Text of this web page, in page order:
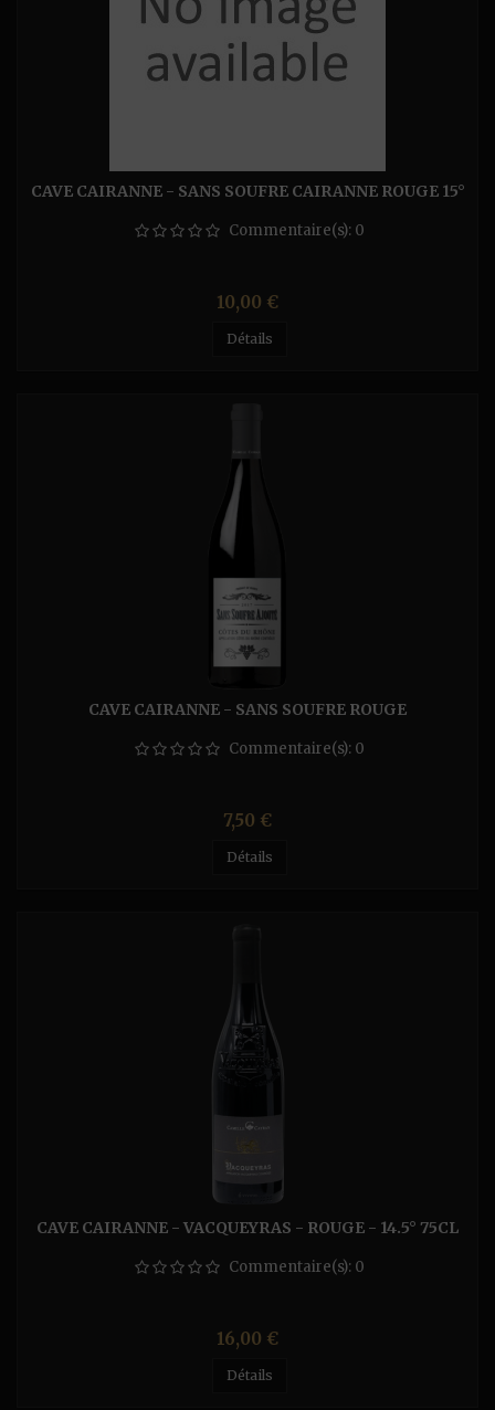
CAVE CAIRANNE - SANS SOUFRE CAIRANNE ROUGE 15°
Commentaire(s): 0
Prix
10,00 €
Détails
CAVE CAIRANNE - SANS SOUFRE ROUGE
Commentaire(s): 0
Prix
7,50 €
Détails
CAVE CAIRANNE - VACQUEYRAS - ROUGE - 14.5° 75CL
Commentaire(s): 0
Prix
16,00 €
Détails